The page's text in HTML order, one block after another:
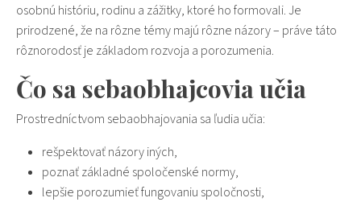
osobnú históriu, rodinu a zážitky, ktoré ho formovali.Je
prirodzené, že na rôzne témy majú rôzne názory – práve táto
rôznorodosť je základom rozvoja a porozumenia.
Čo sa sebaobhajcoviaučia
Prostredníctvom sebaobhajovania sa ľudia učia:
rešpektovať názory iných,
poznať základné spoločenské normy,
lepšie porozumieť fungovaniu spoločnosti,